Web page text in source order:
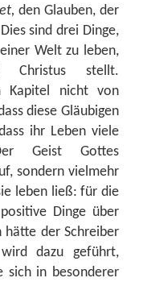
den Glauben, der
sind drei Dinge,
Welt zu leben,
stellt.
Kapitel nicht von
diese Gläubigen
ihr Leben viele
Geist Gottes
sondern vielmehr
leben ließ: für die
Dinge über
hätte der Schreiber
dazu geführt,
sich in besonderer